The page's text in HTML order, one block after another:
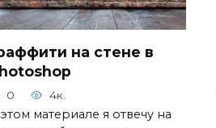
на стене в
0 4к.
материале я отвечу на